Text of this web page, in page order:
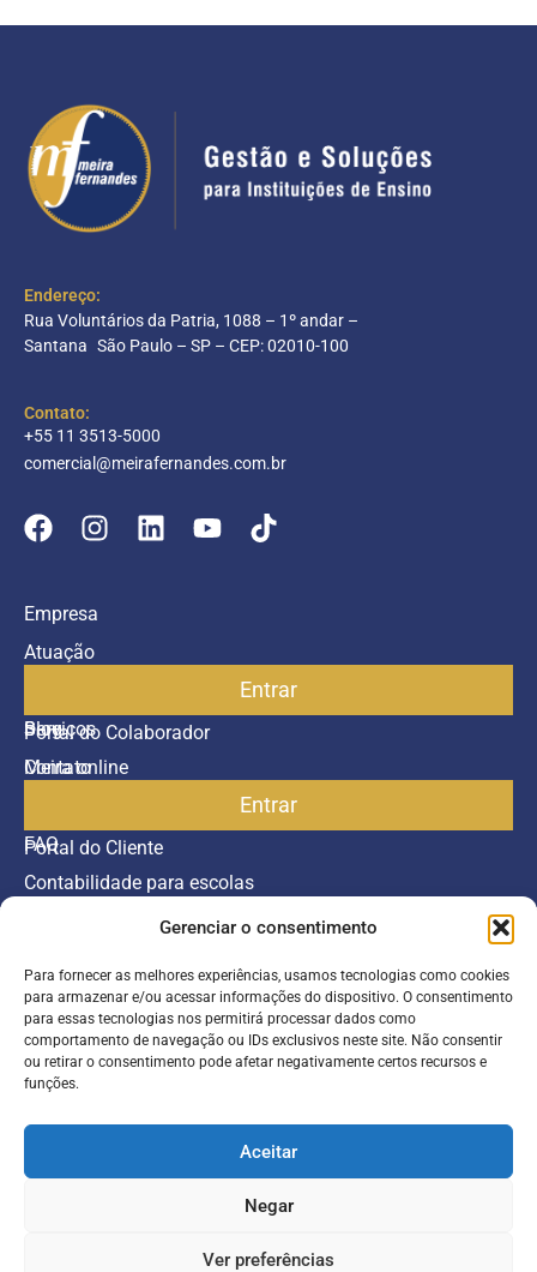
Gerenciar o consentimento
Para fornecer as melhores experiências, usamos tecnologias como cookies
para armazenar e/ou acessar informações do dispositivo. O consentimento
para essas tecnologias nos permitirá processar dados como
comportamento de navegação ou IDs exclusivos neste site. Não consentir
ou retirar o consentimento pode afetar negativamente certos recursos e
funções.
Aceitar
Negar
Ver preferências
Endereço:
Rua Voluntários da Patria, 1088 – 1º andar –
Santana São Paulo – SP – CEP: 02010-100
Contato:
+55 11 3513-5000
comercial@meirafernandes.com.br
Empresa
Atuação
Blog
Contato
Portal do Colaborador
Entrar
Serviços
Meira online
FAQ
Contabilidade para escolas
Portal do Cliente
Entrar
©2026 Todos os direitos reservados.
Política de Privacidade